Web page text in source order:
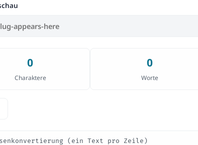
0
Charaktere
0
Worte
(ein Text pro Zeile)